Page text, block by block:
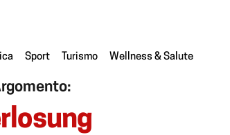
Sport Turismo Wellness & Salute